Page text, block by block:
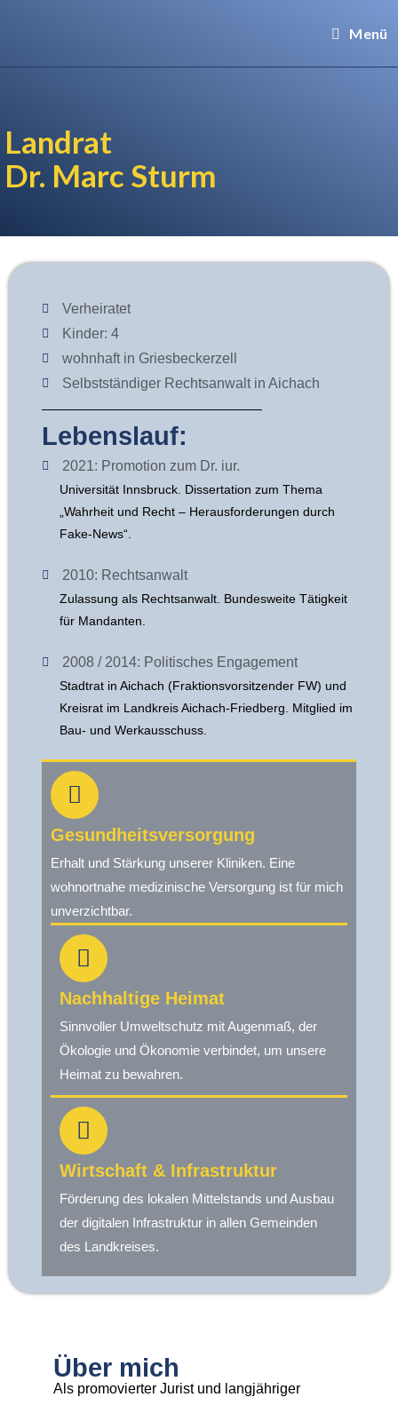
Menü
Landrat
Dr. Marc Sturm
Über mich
Als promovierter Jurist und langjähriger
Verheiratet​​
Kinder: 4
wohnhaft in Griesbeckerzell
Selbstständiger Rechtsanwalt in Aichach
Lebenslauf:
2021: Promotion zum Dr. iur.
Universität Innsbruck. Dissertation zum Thema
„Wahrheit und Recht – Herausforderungen durch
Fake-News“.
2010: Rechtsanwalt
Zulassung als Rechtsanwalt. Bundesweite Tätigkeit
für Mandanten.
2008 / 2014: Politisches Engagement
Stadtrat in Aichach (Fraktionsvorsitzender FW) und
Kreisrat im Landkreis Aichach-Friedberg. Mitglied im
Bau- und Werkausschuss.
Gesundheitsversorgung
Erhalt und Stärkung unserer Kliniken. Eine
wohnortnahe medizinische Versorgung ist für mich
unverzichtbar.
Nachhaltige Heimat
Sinnvoller Umweltschutz mit Augenmaß, der
Ökologie und Ökonomie verbindet, um unsere
Heimat zu bewahren.
Wirtschaft & Infrastruktur
Förderung des lokalen Mittelstands und Ausbau
der digitalen Infrastruktur in allen Gemeinden
des Landkreises.